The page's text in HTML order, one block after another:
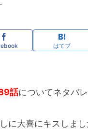
はてブ
話についてネタバレ
に大喜にキスしまし